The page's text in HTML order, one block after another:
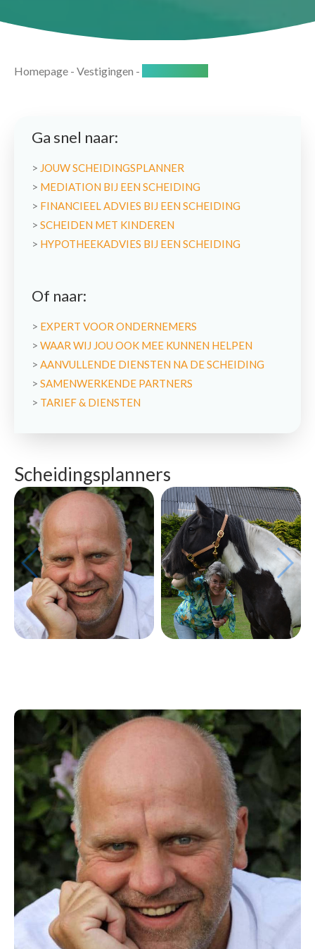
Homepage - Vestigingen -
Ga snel naar:
> JOUW SCHEIDINGSPLANNER
> MEDIATION BIJ EEN SCHEIDING
> FINANCIEEL ADVIES BIJ EEN SCHEIDING
> SCHEIDEN MET KINDEREN
> HYPOTHEEKADVIES BIJ EEN SCHEIDING
Of naar:
> EXPERT VOOR ONDERNEMERS
> WAAR WIJ JOU OOK MEE KUNNEN HELPEN
> AANVULLENDE DIENSTEN NA DE SCHEIDING
> SAMENWERKENDE PARTNERS
> TARIEF & DIENSTEN
Scheidingsplanners